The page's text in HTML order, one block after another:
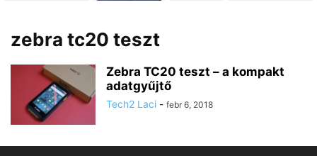
zebra tc20 teszt
Zebra TC20 teszt – a kompakt
adatgyűjtő
Tech2 Laci - febr 6, 2018